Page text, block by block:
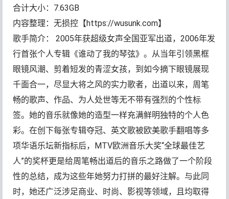
合计大小：7.63GB
内容整理：无损控【https://wusunk.com】
歌手简介： 2005年获超级女声全国亚军出道，2006年发
行首张个人专辑《谁动了我的琴弦》。从当年引领黑框
眼镜风潮、剪着短发的青涩女孩，到如今摘下眼镜展现
千面合一，尽显大将之风的实力歌者，出道以来，周笔
畅的歌声、作品、为人处世等无不带有强烈的个性标
签。她的音乐就像她的造型一样充满鲜明独特的个人色
彩。在创下每张专辑夺冠、英文歌被欧美歌手翻唱等多
项华语乐坛新指标后，MTV欧洲音乐大奖“全球最佳艺
人”的奖杯更是给周笔畅出道后的音乐之路做了一个阶段
性的总结，成为这些年她努力打拼的最好注解。与此同
时，她还广泛涉足商业、时尚、影视等领域，且均取得